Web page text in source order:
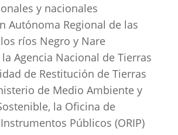
y nacionales
Autónoma Regional de las
ríos Negro y Nare
la Agencia Nacional de Tierras
de Restitución de Tierras
de Medio Ambiente y
la Oficina de
Públicos (ORIP)